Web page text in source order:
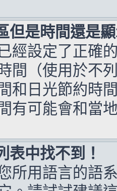
但是時間還是
經設定了正確
間（使用於不
和日光節約時
有可能會和當
表中找不到！
所用語言的語